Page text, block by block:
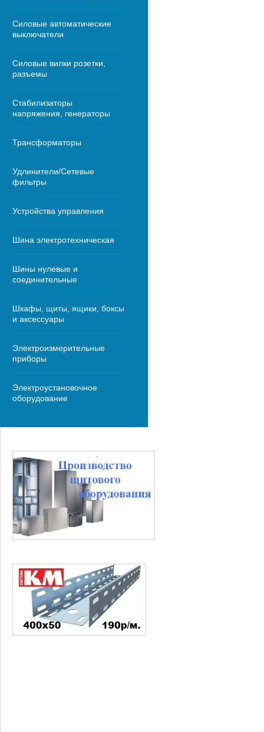
Силовые автоматические
выключатели
Силовые вилки розетки,
разъемы
Стабилизаторы
напряжения, генераторы
Трансформаторы
Удлинители/Сетевые
фильтры
Устройства управления
Шина электротехническая
Шины нулевые и
соединительные
Шкафы, щиты, ящики, боксы
и аксессуары
Электроизмерительные
приборы
Электроустановочное
оборудование